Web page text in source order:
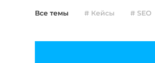
Все темы # Кейсы # SEO